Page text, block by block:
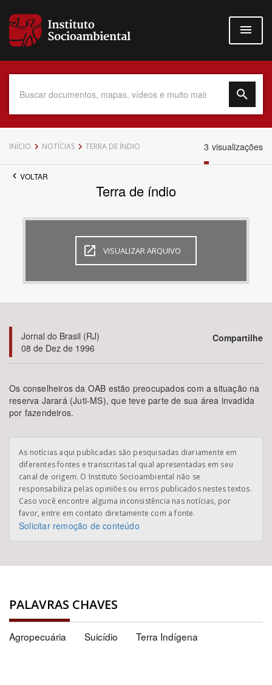
para
conteúdo
Data do Documento
Bioma / Bacia
Tema
Subtema
Área de Levantamento
INÍCIO NOTÍCIAS TERRA DE ÍNDIO 3 visualizações
VOLTAR
Terra de índio
VISUALIZAR ARQUIVO
Jornal do Brasil (RJ)
08 de Dez de 1996
Compartilhe
Os conselheiros da OAB estão preocupados com a situação na
reserva Jarará (Juti-MS), que teve parte de sua área invadida
por fazendeiros.
As notícias aqui publicadas são pesquisadas diariamente em
diferentes fontes e transcritas tal qual apresentadas em seu
canal de origem. O Instituto Socioambiental não se
responsabiliza pelas opiniões ou erros publicados nestes textos.
Caso você encontre alguma inconsistência nas notícias, por
favor, entre em contato diretamente com a fonte.
Solicitar remoção de conteúdo
PALAVRAS CHAVES
Agropecuária Suicídio Terra Indígena